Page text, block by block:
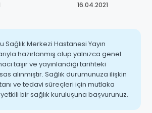
16.04.2021
Sağlık Merkezi Hastanesi Yayın
hazırlanmış olup yalnızca genel
taşır ve yayınlandığı tarihteki
alınmıştır. Sağlık durumunuza ilişkin
ve tedavi süreçleri için mutlaka
bir sağlık kuruluşuna başvurunuz.